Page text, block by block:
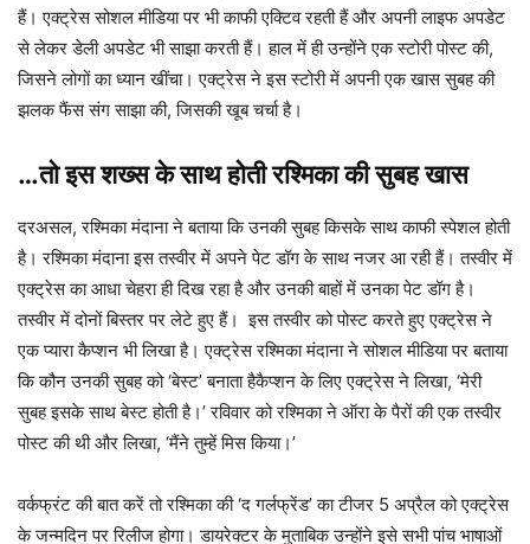
हैं। एक्ट्रेस सोशल मीडिया पर भी काफी एक्टिव रहती हैं और अपनी लाइफ अपडेट
से लेकर डेली अपडेट भी साझा करती हैं। हाल में ही उन्होंने एक स्टोरी पोस्ट की,
जिसने लोगों का ध्यान खींचा। एक्ट्रेस ने इस स्टोरी में अपनी एक खास सुबह की
झलक फैंस संग साझा की, जिसकी खूब चर्चा है।
…तो इस शख्स के साथ होती रश्मिका की सुबह खास
दरअसल, रश्मिका मंदाना ने बताया कि उनकी सुबह किसके साथ काफी स्पेशल होती
है। रश्मिका मंदाना इस तस्वीर में अपने पेट डॉग के साथ नजर आ रही हैं। तस्वीर में
एक्ट्रेस का आधा चेहरा ही दिख रहा है और उनकी बाहों में उनका पेट डॉग है।
तस्वीर में दोनों बिस्तर पर लेटे हुए हैं। इस तस्वीर को पोस्ट करते हुए एक्ट्रेस ने
एक प्यारा कैप्शन भी लिखा है। एक्ट्रेस रश्मिका मंदाना ने सोशल मीडिया पर बताया
कि कौन उनकी सुबह को ‘बेस्ट’ बनाता हैकैप्शन के लिए एक्ट्रेस ने लिखा, ‘मेरी
सुबह इसके साथ बेस्ट होती है।’ रविवार को रश्मिका ने ऑरा के पैरों की एक तस्वीर
पोस्ट की थी और लिखा, ‘मैंने तुम्हें मिस किया।’
वर्कफ्रंट की बात करें तो रश्मिका की ‘द गर्लफ्रेंड’ का टीजर 5 अप्रैल को एक्ट्रेस
के जन्मदिन पर रिलीज होगा। डायरेक्टर के मुताबिक उन्होंने इसे सभी पांच भाषाओं